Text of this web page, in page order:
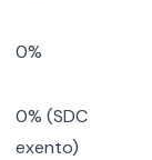
0%
0% (SDC
exento)